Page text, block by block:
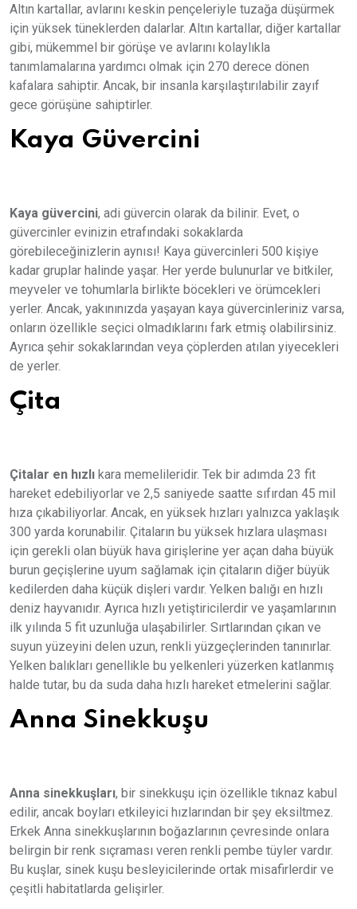
Altın kartallar, avlarını keskin pençeleriyle tuzağa düşürmek
için yüksek tüneklerden dalarlar. Altın kartallar, diğer kartallar
gibi, mükemmel bir görüşe ve avlarını kolaylıkla
tanımlamalarına yardımcı olmak için 270 derece dönen
kafalara sahiptir. Ancak, bir insanla karşılaştırılabilir zayıf
gece görüşüne sahiptirler.
Kaya Güvercini
Kaya güvercini, adi güvercin olarak da bilinir. Evet, o
güvercinler evinizin etrafındaki sokaklarda
görebileceğinizlerin aynısı! Kaya güvercinleri 500 kişiye
kadar gruplar halinde yaşar. Her yerde bulunurlar ve bitkiler,
meyveler ve tohumlarla birlikte böcekleri ve örümcekleri
yerler. Ancak, yakınınızda yaşayan kaya güvercinleriniz varsa,
onların özellikle seçici olmadıklarını fark etmiş olabilirsiniz.
Ayrıca şehir sokaklarından veya çöplerden atılan yiyecekleri
de yerler.
Çita
Çitalar en hızlı kara memelileridir. Tek bir adımda 23 fit
hareket edebiliyorlar ve 2,5 saniyede saatte sıfırdan 45 mil
hıza çıkabiliyorlar. Ancak, en yüksek hızları yalnızca yaklaşık
300 yarda korunabilir. Çitaların bu yüksek hızlara ulaşması
için gerekli olan büyük hava girişlerine yer açan daha büyük
burun geçişlerine uyum sağlamak için çitaların diğer büyük
kedilerden daha küçük dişleri vardır. Yelken balığı en hızlı
deniz hayvanıdır. Ayrıca hızlı yetiştiricilerdir ve yaşamlarının
ilk yılında 5 fit uzunluğa ulaşabilirler. Sırtlarından çıkan ve
suyun yüzeyini delen uzun, renkli yüzgeçlerinden tanınırlar.
Yelken balıkları genellikle bu yelkenleri yüzerken katlanmış
halde tutar, bu da suda daha hızlı hareket etmelerini sağlar.
Anna Sinekkuşu
Anna sinekkuşları, bir sinekkuşu için özellikle tıknaz kabul
edilir, ancak boyları etkileyici hızlarından bir şey eksiltmez.
Erkek Anna sinekkuşlarının boğazlarının çevresinde onlara
belirgin bir renk sıçraması veren renkli pembe tüyler vardır.
Bu kuşlar, sinek kuşu besleyicilerinde ortak misafirlerdir ve
çeşitli habitatlarda gelişirler.